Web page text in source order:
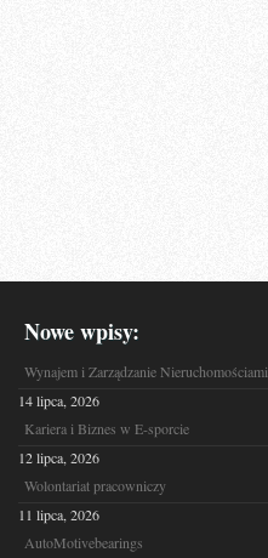
Nowe wpisy:
Wynajem i Zarządzanie Nieruchomościami
14 lipca, 2026
Kariera i Biznes w E-sporcie
12 lipca, 2026
Wolontariat pracowniczy
11 lipca, 2026
AutoMotivebearings